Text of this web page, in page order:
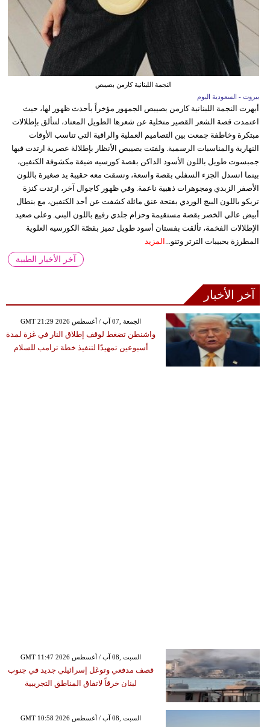
النجمة اللبنانية كارمن بصيبص
بيروت - السعودية اليوم
أبهرت النجمة اللبنانية كارمن بصيبص الجمهور مؤخراً بأحدث ظهور لها، حيث
اعتمدت قصة الشعر القصير متخلية عن شعرها الطويل المعتاد، لتتألق بإطلالات
مبتكرة وخاطفة جمعت بين التصاميم العملية والراقية التي تناسب الأوقات
النهارية والمناسبات الرسمية. ولفتت بصيبص الأنظار بإطلالة عصرية ارتدت فيها
جمبسوت طويل باللون الأسود الداكن بقصة كورسيه ضيقة مكشوفة الكتفين،
بينما انسدل الجزء السفلي بقصة واسعة، ونسقت معه حقيبة يد صغيرة باللون
الأصفر الزبدي ومجوهرات ذهبية ناعمة. وفي ظهور كاجوال آخر، ارتدت كنزة
تريكو باللون البيج الوردي بفتحة عنق مائلة كشفت عن أحد الكتفين، مع بنطال
أبيض عالي الخصر بقصة مستقيمة وحزام جلدي رفيع باللون البني. وعلى صعيد
الإطلالات الفخمة، تألقت بفستان أسود طويل تميز بقصّة الكورسيه العلوية
المطرزة بحبيبات الترتر وتنو...
المزيد
آخر الأخبار الطبية
آخر الأخبار
GMT 21:29 2026 الجمعة ,07 آب / أغسطس
واشنطن تضغط لوقف إطلاق النار في غزة لمدة
أسبوعين تمهيدًا لتنفيذ خطة ترامب للسلام
GMT 11:47 2026 السبت ,08 آب / أغسطس
قصف مدفعي وتوغل إسرائيلي جديد في جنوب
لبنان خرقاً لاتفاق المناطق التجريبية
GMT 10:58 2026 السبت ,08 آب / أغسطس